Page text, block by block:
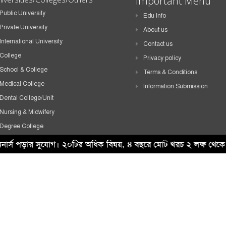
পড়ার সুযোগ। ২০টির অধিক বিষয়, ৪ বছরে মোট খরচ ২ লক্ষ
University
University
University
& College
College
College/Unit
& Midwifery
College
College
Edu Info
About us
Contact us
Privacy policy
Terms & Conditions
Information Submission